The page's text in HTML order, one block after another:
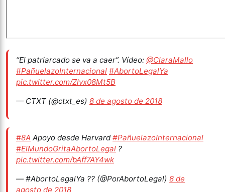
“El patriarcado se va a caer”. Vídeo: @ClaraMallo
#PañuelazoInternacional #AbortoLegalYa
pic.twitter.com/Zlvx08Mt5B
— CTXT (@ctxt_es) 8 de agosto de 2018
#8A Apoyo desde Harvard#PañuelazoInternacional
#ElMundoGritaAbortoLegal ?
pic.twitter.com/bAff7AY4wk
— #AbortoLegalYa ?? (@PorAbortoLegal) 8 de
agosto de 2018